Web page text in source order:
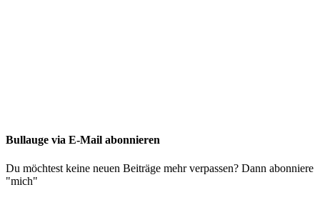
Bullauge via E-Mail abonnieren
Du möchtest keine neuen Beiträge mehr verpassen? Dann abonniere
"mich"